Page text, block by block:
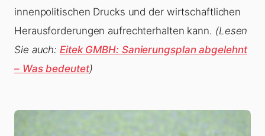
innenpolitischen Drucks und der wirtschaftlichen
Herausforderungen aufrechterhalten kann. (Lesen
Sie auch:Eitek GMBH: Sanierungsplan abgelehnt
– Was bedeutet)